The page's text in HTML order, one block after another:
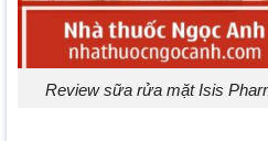
Review sữa rửa mặt Isis